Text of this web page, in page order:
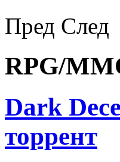
Пред След
RPG/
Dark
торрент